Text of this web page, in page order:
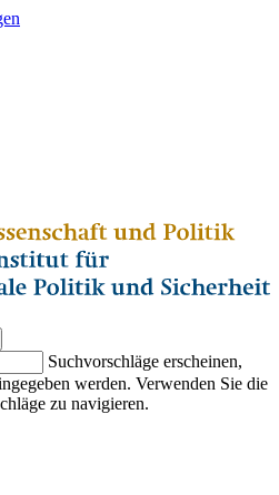
Suchvorschläge erscheinen,
werden. Verwenden Sie die
zu navigieren.